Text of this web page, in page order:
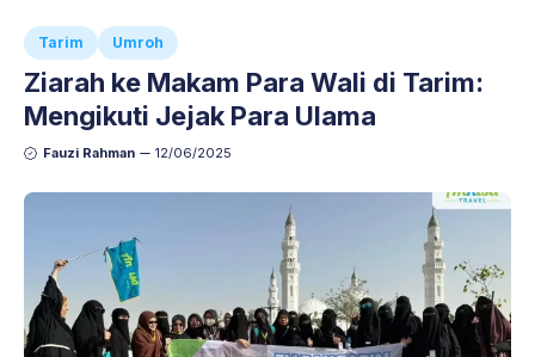
Tarim Umroh
Ziarah ke Makam Para Wali di Tarim:
Mengikuti Jejak Para Ulama
Fauzi Rahman 12/06/2025